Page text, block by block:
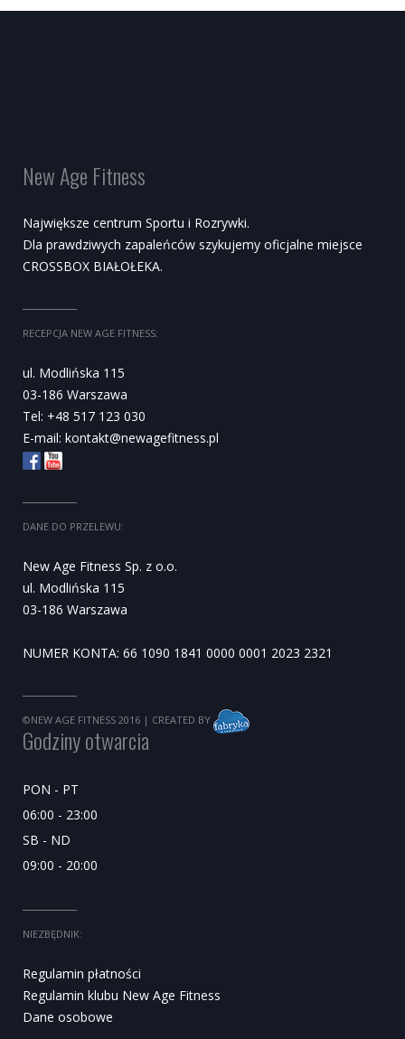
New Age Fitness
Największe centrum Sportu i Rozrywki.
Dla prawdziwych zapaleńców szykujemy oficjalne miejsce
CROSSBOX BIAŁOŁEKA.
RECEPCJA NEW AGE FITNESS:
ul. Modlińska 115
03-186 Warszawa
Tel: +48 517 123 030
E-mail: kontakt@newagefitness.pl
DANE DO PRZELEWU:
New Age Fitness Sp. z o.o.
ul. Modlińska 115
03-186 Warszawa
NUMER KONTA: 66 1090 1841 0000 0001 2023 2321
©NEW AGE FITNESS 2016 | CREATED BY
Godziny otwarcia
PON - PT
06:00 - 23:00
SB - ND
09:00 - 20:00
NIEZBĘDNIK:
Regulamin płatności
Regulamin klubu New Age Fitness
Dane osobowe